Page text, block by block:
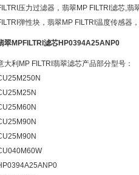
压力过滤器，翡翠MP FILTRI滤芯,
弹性块，翡翠MP FILTRI温度传感器
翠MPFILTRI滤芯HP0394A25ANP0
大利MP FILTRI翡翠滤芯产品部分型号：